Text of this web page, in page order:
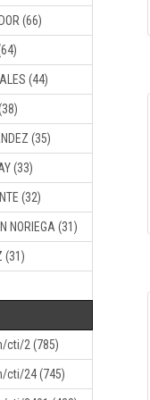
(66)
(44)
(35)
(33)
(32)
NORIEGA (31)
(31)
cti/2 (785)
cti/24 (745)